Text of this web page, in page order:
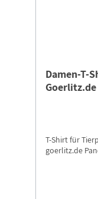
Damen-T-
Goerlitz.de
T-Shirt für
goerlitz.de